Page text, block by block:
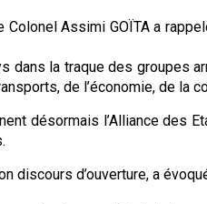
Assimi GOÏTA a
dans la traque des
de l’économie, de la
désormais l’Alliance des
discours d’ouverture, a